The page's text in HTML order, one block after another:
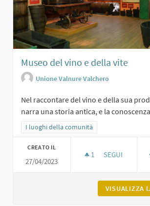
Museo del vino e della vite
Unione Valnure Valchero
Nel raccontare del vino e della sua
narra una storia antica, e la
Filtra i risultati per categoria: I luoghi della
I luoghi della comunità
CREATO IL
27/04/2023
1 1 SOSTENITORI
SEGUI
VISUALIZZA